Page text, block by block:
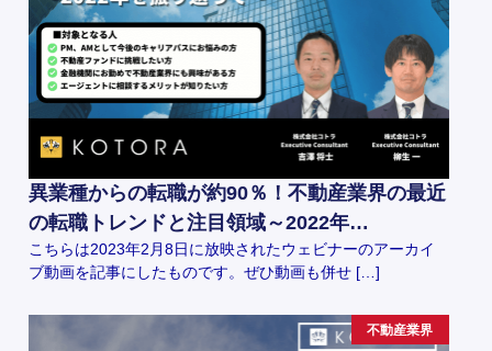
異業種からの転職が約90％！不動産業界の最近
の転職トレンドと注目領域～2022年…
こちらは2023年2月8日に放映されたウェビナーのアーカイ
ブ動画を記事にしたものです。ぜひ動画も併せ […]
不動産業界